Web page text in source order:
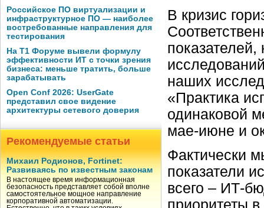
Российское ПО виртуализации и
инфраструктурное ПО — наиболее
востребованные направления для
тестирования
На Т1 Форуме вывели формулу
эффективности ИТ с точки зрения
бизнеса: меньше тратить, больше
зарабатывать
Open Conf 2026: UserGate
представил свое видение
архитектуры сетевого доверия
Рекомендуемые статьи
Михаил Родионов, Fortinet:
Развиваясь по известным законам
В настоящее время информационная
безопасность представляет собой вполне
самостоятельное мощное направление
корпоративной автоматизации.
В кризис
наших
«Практика
одинаковой
мае-июне и
Фактически
показатели
всего – ИТ-